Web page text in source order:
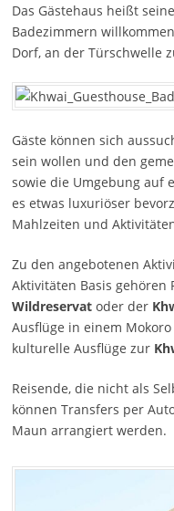
Das Gästehaus heißt
Badezimmern
Dorf, an der Türschwelle
Gäste können sich
sein wollen und den
sowie die Umgebung auf
es etwas luxuriöser
Mahlzeiten und
Zu den angebotenen
Aktivitäten Basis gehören
Wildreservatoder der
Ausflüge in einem
kulturelle Ausflüge zur
Reisende, die nicht als
können Transfers per
Maun arrangiert werden.